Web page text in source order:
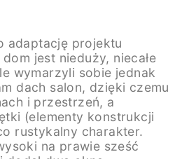
adaptację projektu
jest nieduży, niecałe
wymarzyli sobie jednak
dach salon, dzięki czemu
i przestrzeń, a
(elementy konstrukcji
rustykalny charakter.
na prawie sześć